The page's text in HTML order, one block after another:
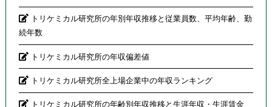
トリケミカル研究所の年別年収推移と従業員数、平均年齢、勤
続年数
トリケミカル研究所の年収偏差値
トリケミカル研究所全上場企業中の年収ランキング
トリケミカル研究所の年齢別年収推移と生涯年収・生涯賃金